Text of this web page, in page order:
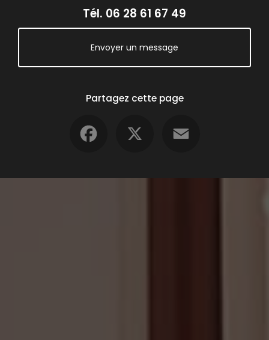
Tél. 06 28 61 67 49
Envoyer un message
Partagez cette page